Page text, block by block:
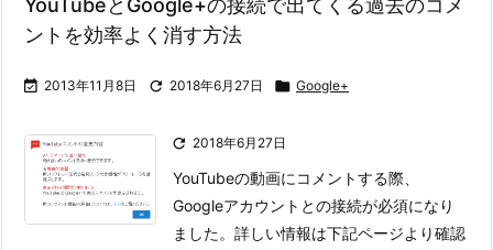
YouTubeとGoogle+の接続で出てくる過去のコメ
ントを効率よく消す方法
 2013年11月8日  2018年6月27日  Google+
 2018年6月27日
YouTubeの動画にコメントする際、
Googleアカウントとの接続が必須になり
ました。詳しい情報は下記ページより確認